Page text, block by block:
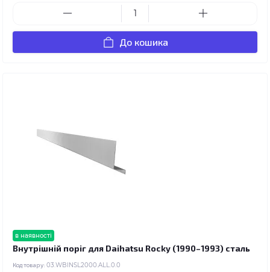
До кошика
в наявності
Внутрішній поріг для Daihatsu Rocky (1990–1993) сталь
Код товару: 03.WBINSL2000.ALL.0.0